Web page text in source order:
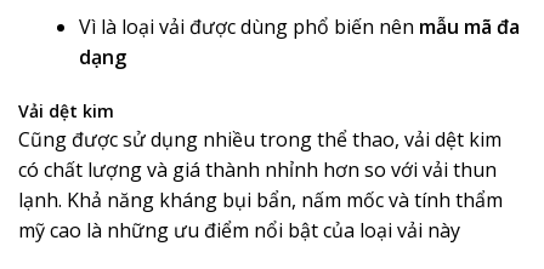
Vì là loại vải được dùng phổ biến nên mẫu mã đa
dạng
Vải dệt kim
Cũng được sử dụng nhiều trong thể thao, vải dệt kim
có chất lượng và giá thành nhỉnh hơn so với vải thun
lạnh. Khả năng kháng bụi bẩn, nấm mốc và tính thẩm
mỹ cao là những ưu điểm nổi bật của loại vải này